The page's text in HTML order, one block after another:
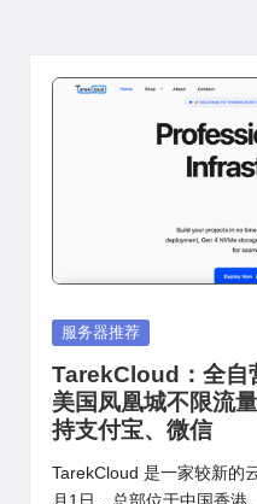
Posted
服务器推荐
TarekCloud：全自
美国凤凰城不限流
持支付宝、微信
TarekCloud 是一家较新的